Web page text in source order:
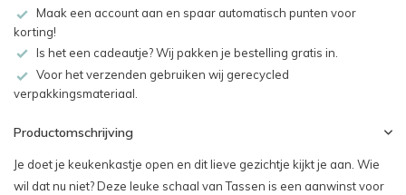
Maak een account aan en spaar automatisch punten voor
korting!
Is het een cadeautje? Wij pakken je bestelling gratis in.
Voor het verzenden gebruiken wij gerecycled
verpakkingsmateriaal.
Productomschrijving
Je doet je keukenkastje open en dit lieve gezichtje kijkt je aan. Wie
wil dat nu niet? Deze leuke schaal van Tassen is een aanwinst voor